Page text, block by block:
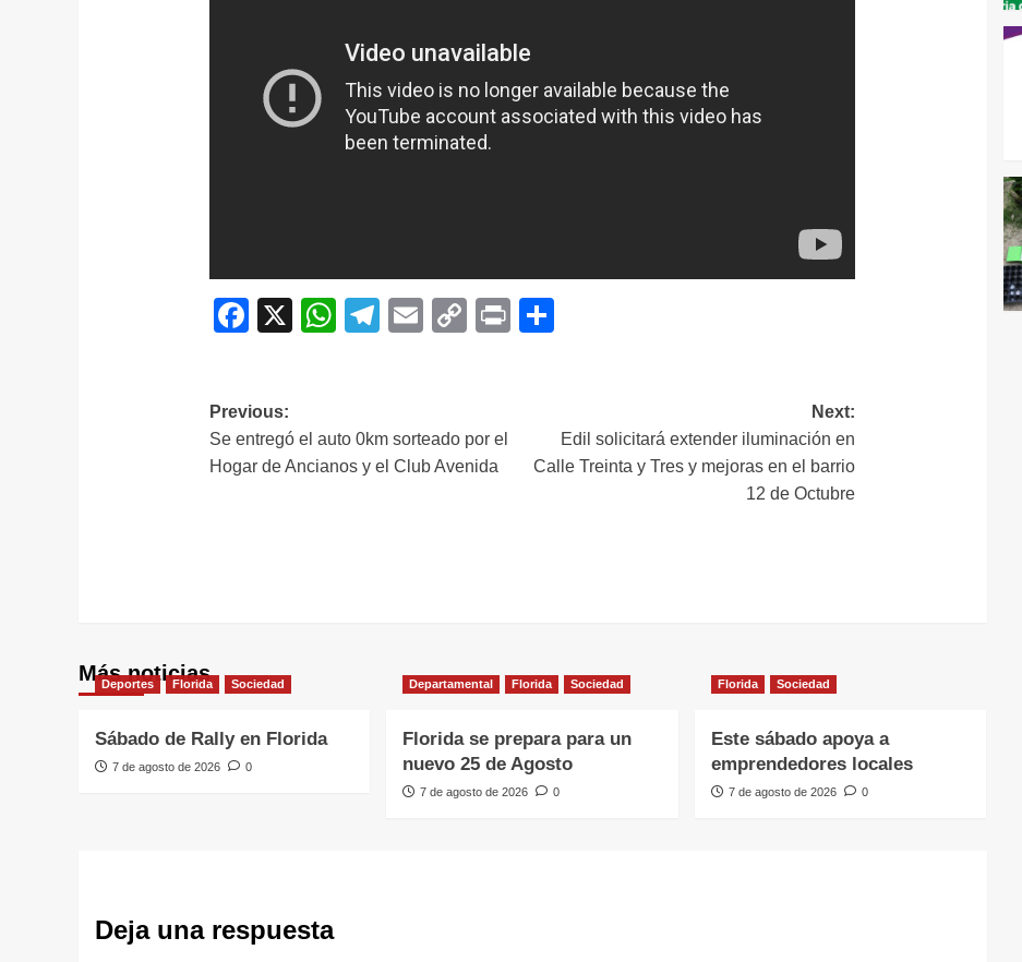
Facebook
X WhatsApp
Telegram
EmailCopyPrint
Navegación
de
entradas
Previous:
Se entregó el auto 0km sorteado por el
Hogar de Ancianos y el Club Avenida
Next:
Edil solicitará extender iluminación en
Calle Treinta y Tres y mejoras en el barrio
12 de Octubre
Más noticias
Deportes Florida Sociedad
Sábado de Rally en Florida
7 de agosto de 2026 0
Departamental Florida Sociedad
Florida se prepara para un
nuevo 25 de Agosto
7 de agosto de 2026 0
Florida Sociedad
Este sábado apoya a
emprendedores locales
7 de agosto de 2026 0
Deja una respuesta